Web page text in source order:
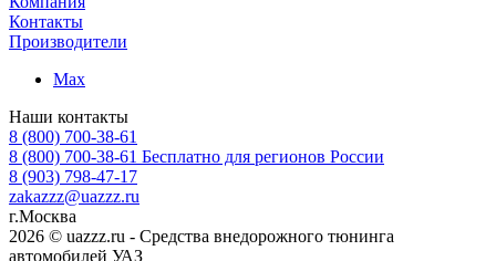
Контакты
Производители
Max
Наши контакты
8 (800) 700-38-61
8 (800) 700-38-61 Бесплатно для регионов России
8 (903) 798-47-17
zakazzz@uazzz.ru
г.Москва
2026 © uazzz.ru - Средства внедорожного тюнинга
автомобилей УАЗ